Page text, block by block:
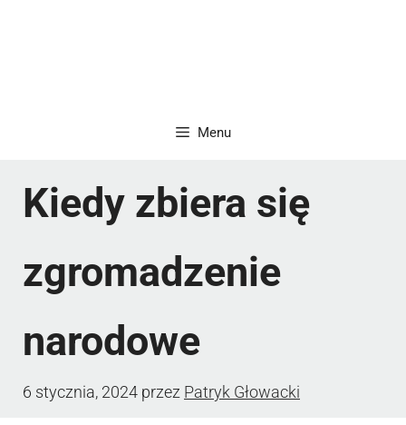
Menu
Kiedy zbiera się
zgromadzenie
narodowe
6 stycznia, 2024 przez Patryk Głowacki